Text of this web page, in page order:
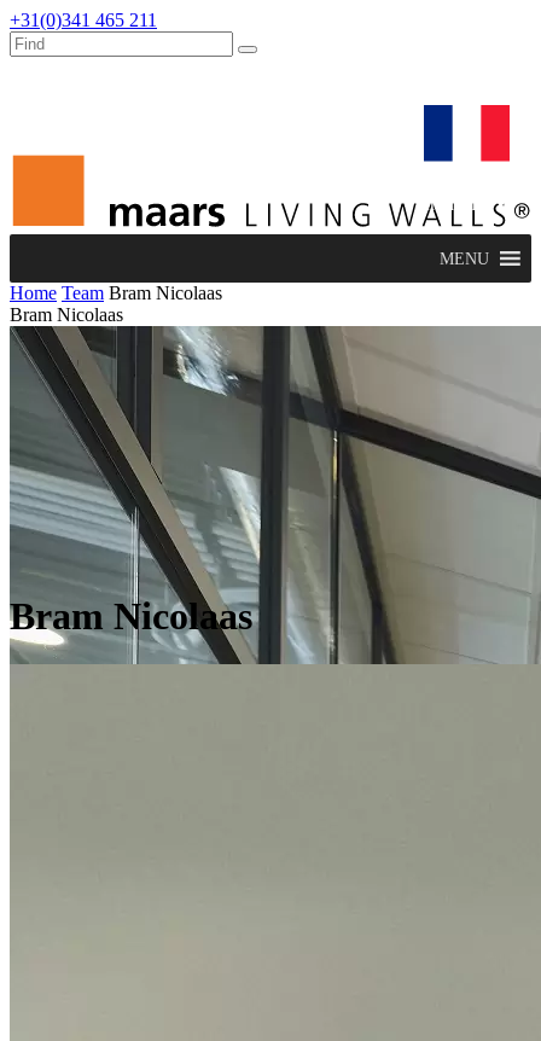
+31(0)341 465 211
français
MENU
Home Team Bram Nicolaas
Bram Nicolaas
Bram Nicolaas